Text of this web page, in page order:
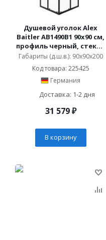
Душевой уголок Alex
Baitler AB1490B1 90х90 см,
профиль черный, стекло
прозрачное
Габариты (д.ш.в.): 90x90x200
Код товара: 225425
Германия
Доставка: 1-2 дня
31 579₽
В корзину